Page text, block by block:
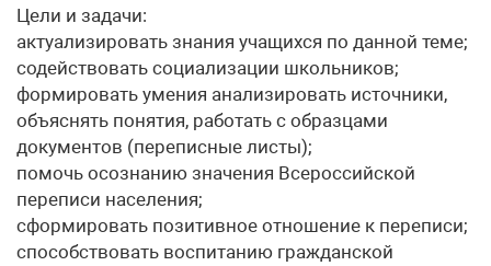
Цели и задачи:
актуализировать знания учащихся по данной теме;
содействовать социализации школьников;
формировать умения анализировать источники,
объяснять понятия, работать с образцами
документов (переписные листы);
помочь осознанию значения Всероссийской
переписи населения;
сформировать позитивное отношение к переписи;
способствовать воспитанию гражданской